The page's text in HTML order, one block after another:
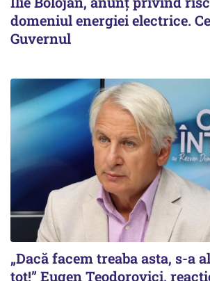
domeniul energiei electrice.
Guvernul
„Dacă facem treaba asta, s-a
tot!” Eugen Teodorovici,